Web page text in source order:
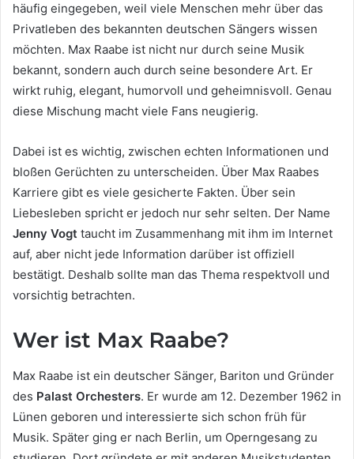
häufig eingegeben, weil viele Menschen mehr über das
Privatleben des bekannten deutschen Sängers wissen
möchten. Max Raabe ist nicht nur durch seine Musik
bekannt, sondern auch durch seine besondere Art. Er
wirkt ruhig, elegant, humorvoll und geheimnisvoll. Genau
diese Mischung macht viele Fans neugierig.
Dabei ist es wichtig, zwischen echten Informationen und
bloßen Gerüchten zu unterscheiden. Über Max Raabes
Karriere gibt es viele gesicherte Fakten. Über sein
Liebesleben spricht er jedoch nur sehr selten. Der Name
Jenny Vogt taucht im Zusammenhang mit ihm im Internet
auf, aber nicht jede Information darüber ist offiziell
bestätigt. Deshalb sollte man das Thema respektvoll und
vorsichtig betrachten.
Wer ist Max Raabe?
Max Raabe ist ein deutscher Sänger, Bariton und Gründer
des Palast Orchesters. Er wurde am 12. Dezember 1962 in
Lünen geboren und interessierte sich schon früh für
Musik. Später ging er nach Berlin, um Operngesang zu